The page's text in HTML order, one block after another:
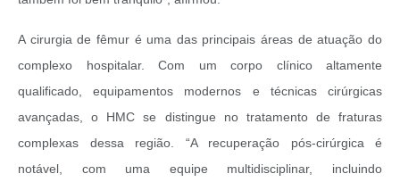
A cirurgia de fêmur é uma das principais áreas de atuação do
complexo hospitalar. Com um corpo clínico altamente
qualificado, equipamentos modernos e técnicas cirúrgicas
avançadas, o HMC se distingue no tratamento de fraturas
complexas dessa região. “A recuperação pós-cirúrgica é
notável, com uma equipe multidisciplinar, incluindo